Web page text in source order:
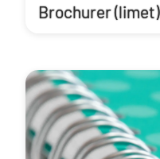
Brochurer (limet)